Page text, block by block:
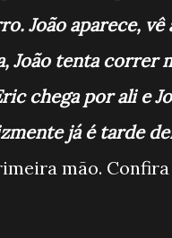
João aparece, vê
João tenta correr
chega por ali e
já é tarde
mão.